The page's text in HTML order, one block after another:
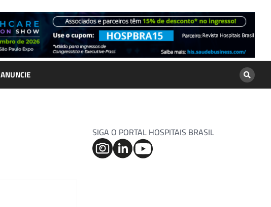
ANUNCIE
SIGA O PORTAL HOSPITAIS BRASIL